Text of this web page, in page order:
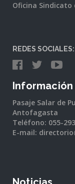
Oficina Sindicato
REDES SOCIALES:
Pasaje Salar de
Antofagasta
Teléfono: 055-
E-mail: